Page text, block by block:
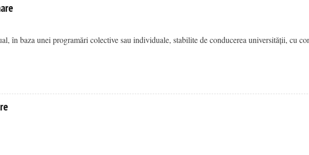
în baza unei programări colective sau individuale, stabilite de conducerea universității, cu